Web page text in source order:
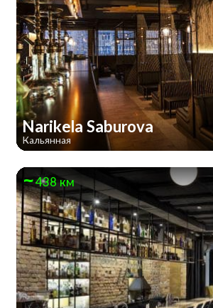
Narikela Saburova
Кальянная
438 км